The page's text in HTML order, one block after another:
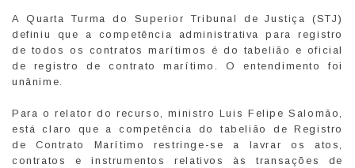
A Quarta Turma do Superior Tribunal de Justiça (STJ)
definiu que a competência administrativa para registro
de todos os contratos marítimos é do tabelião e oficial
de registro de contrato marítimo. O entendimento foi
unânime.
Para o relator do recurso, ministro Luis Felipe Salomão,
está claro que a competência do tabelião de Registro
de Contrato Marítimo restringe-se a lavrar os atos,
contratos e instrumentos relativos às transações de